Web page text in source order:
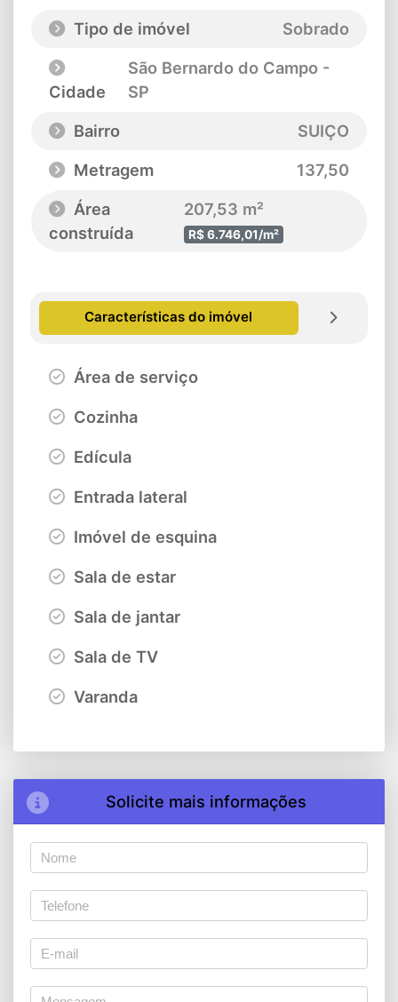
Tipo de imóvel
Sobrado
Cidade
São Bernardo do Campo -
SP
Bairro
SUIÇO
Metragem
137,50
Área
construída
207,53 m²
R$ 6.746,01/m²
Características do imóvel
Área de serviço
Cozinha
Edícula
Entrada lateral
Imóvel de esquina
Sala de estar
Sala de jantar
Sala de TV
Varanda
Solicite mais informações